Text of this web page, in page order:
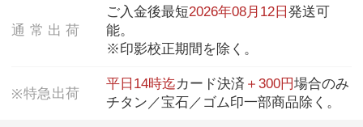
通 常 出 荷
ご入金後最短2026年08月12日発送可
能。
※印影校正期間を除く。
※特急出荷
平日14時迄カード決済 ＋300円場合のみ
チタン／宝石／ゴム印一部商品除く。